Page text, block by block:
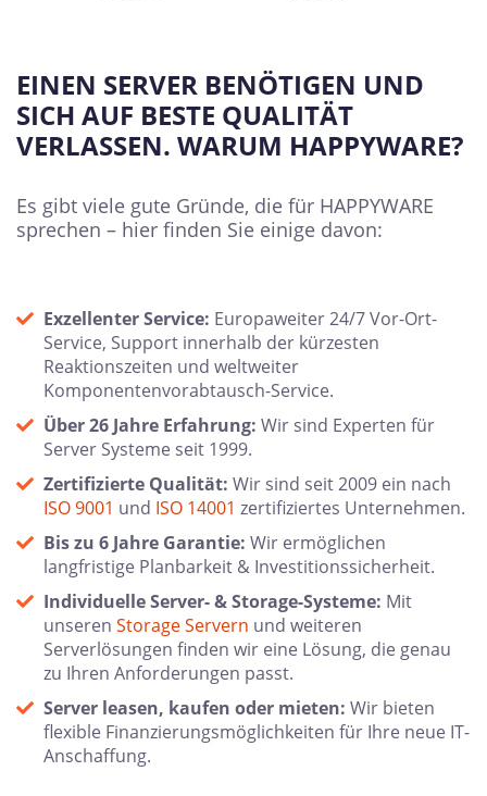
EINEN SERVER BENÖTIGEN UND
SICH AUF BESTE QUALITÄT
VERLASSEN. WARUM HAPPYWARE?
Es gibt viele gute Gründe, die für HAPPYWARE
sprechen – hier finden Sie einige davon:
Exzellenter Service: Europaweiter 24/7 Vor-Ort-
Service, Support innerhalb der kürzesten
Reaktionszeiten und weltweiter
Komponentenvorabtausch-Service.
Über 26 Jahre Erfahrung: Wir sind Experten für
Server Systeme seit 1999.
Zertifizierte Qualität: Wir sind seit 2009 ein nach
ISO 9001 und ISO 14001 zertifiziertes Unternehmen.
Bis zu 6 Jahre Garantie: Wir ermöglichen
langfristige Planbarkeit & Investitionssicherheit.
Individuelle Server- & Storage-Systeme: Mit
unseren Storage Servern und weiteren
Serverlösungen finden wir eine Lösung, die genau
zu Ihren Anforderungen passt.
Server leasen, kaufen oder mieten: Wir bieten
flexible Finanzierungsmöglichkeiten für Ihre neue IT-
Anschaffung.